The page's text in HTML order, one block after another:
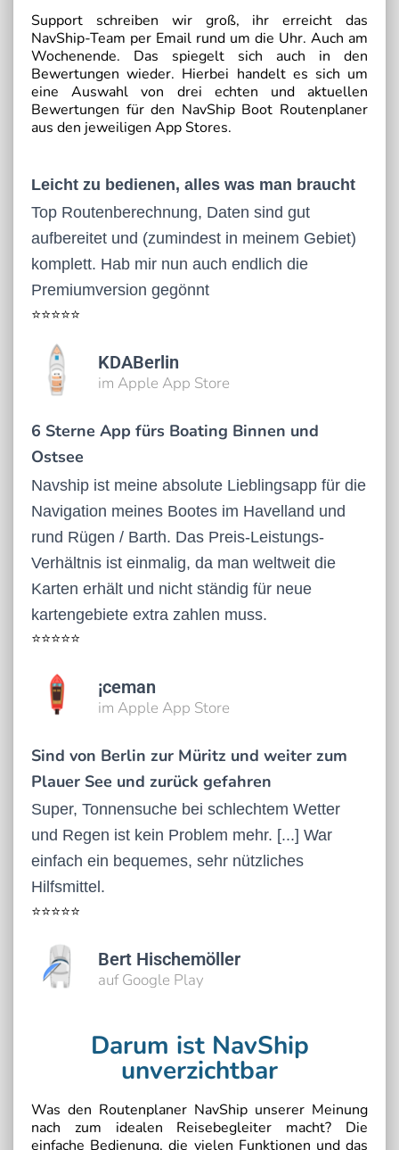
Support schreiben wir groß, ihr erreicht das
NavShip-Team per Email rund um die Uhr. Auch am
Wochenende. Das spiegelt sich auch in den
Bewertungen wieder. Hierbei handelt es sich um
eine Auswahl von drei echten und aktuellen
Bewertungen für den NavShip Boot Routenplaner
aus den jeweiligen App Stores.
Leicht zu bedienen, alles was man braucht
Top Routenberechnung, Daten sind gut
aufbereitet und (zumindest in meinem Gebiet)
komplett. Hab mir nun auch endlich die
Premiumversion gegönnt
⭐⭐⭐⭐⭐
KDABerlin
im Apple App Store
6 Sterne App fürs Boating Binnen und
Ostsee
Navship ist meine absolute Lieblingsapp für die
Navigation meines Bootes im Havelland und
rund Rügen / Barth. Das Preis-Leistungs-
Verhältnis ist einmalig, da man weltweit die
Karten erhält und nicht ständig für neue
kartengebiete extra zahlen muss.
⭐⭐⭐⭐⭐
¡ceman
im Apple App Store
Sind von Berlin zur Müritz und weiter zum
Plauer See und zurück gefahren
Super, Tonnensuche bei schlechtem Wetter
und Regen ist kein Problem mehr. [...] War
einfach ein bequemes, sehr nützliches
Hilfsmittel.
⭐⭐⭐⭐⭐
Bert Hischemöller
auf Google Play
Darum ist NavShip
unverzichtbar
Was den Routenplaner NavShip unserer Meinung
nach zum idealen Reisebegleiter macht? Die
einfache Bedienung, die vielen Funktionen und das